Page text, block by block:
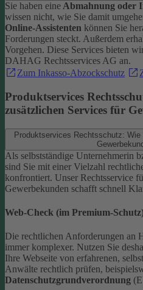
Sie haben eineAbmahnung oder
wissen nicht, wie Sie damit
Online-Assistenten können Sie
Forderungen steckt. Außerdem
Vorgehen. Diese Services bieten
DAHAG Rechtsservices AG an.
Zum Inkasso-Abzockschutz
Produktservices
zusätzlichen Services für
Produktservices Rechtsschutz:
Als selbstständige Unternehmerin
sind Sie mit einer Vielzahl
konfrontiert. Unser Rechtsservice
Gewerbekunden schafft schnell
Web-Check (im Premium-
Die rechtlichen Anforderungen an
immer komplexer. Nutzen Sie
Ihre Webseite von erfahrenen,
Anwälte rechtlich prüfen,
Datenschutzgrundverordnung